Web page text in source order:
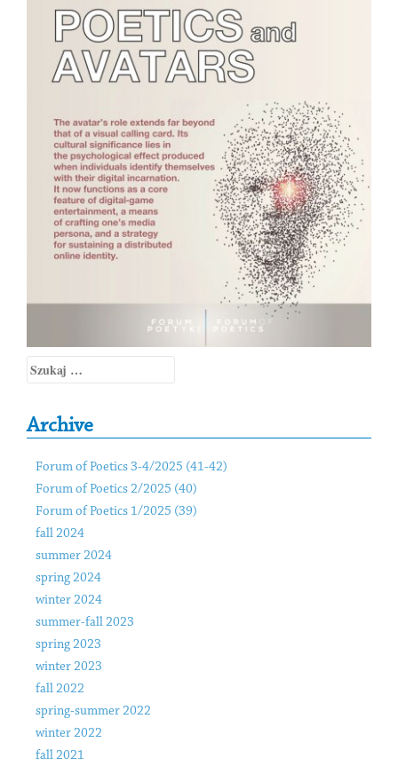
Szukaj:
Archive
Forum of Poetics 3-4/2025 (41-42)
Forum of Poetics 2/2025 (40)
Forum of Poetics 1/2025 (39)
fall 2024
summer 2024
spring 2024
winter 2024
summer-fall 2023
spring 2023
winter 2023
fall 2022
spring-summer 2022
winter 2022
fall 2021